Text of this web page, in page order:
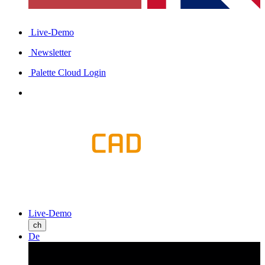
Live-Demo
Newsletter
Palette Cloud Login
Live-Demo
ch
De